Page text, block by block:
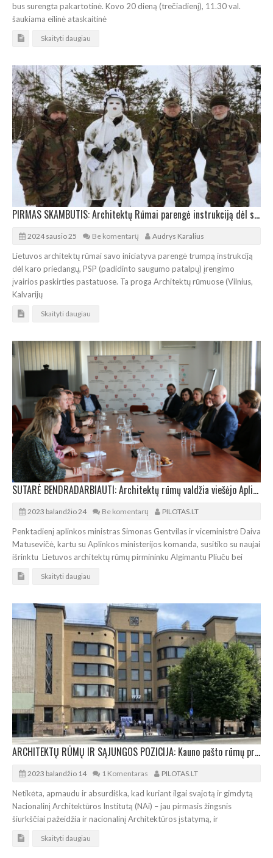
bus surengta pakartotinė. Kovo 20 dieną (trečiadienį), 11.30 val.
šaukiama eilinė ataskaitinė
Skaityti daugiau
PIRMAS SKAMBUTIS: Architektų Rūmai parengė instrukciją dėl slėptuvių ir karo priedangų
2024 sausio 25 Be komentarų Audrys Karalius
Lietuvos architektų rūmai savo iniciatyva parengė trumpą instrukciją
dėl karo priedangų, PSP (padidinto saugumo patalpų) įrengimo
įvairios paskirties pastatuose. Ta proga Architektų rūmuose (Vilnius,
Kalvarijų
Skaityti daugiau
SUTARĖ BENDRADARBIAUTI: Architektų rūmų valdžia viešėjo Aplinkos ministerijoje
2023 balandžio 24 Be komentarų PILOTAS.LT
Penktadienį aplinkos ministras Simonas Gentvilas ir viceministrė Daiva
Matusevičė, kartu su Aplinkos ministerijos komanda, susitiko su naujai
išrinktu Lietuvos architektų rūmų pirmininku Algimantu Pliuču bei
Skaityti daugiau
ARCHITEKTŲ RŪMŲ IR SĄJUNGOS POZICIJA: Kauno pašto rūmų projekto pirkimo procedūra ydinga
2023 balandžio 14 1 Komentaras PILOTAS.LT
Netikėta, apmaudu ir absurdiška, kad kuriant ilgai svajotą ir gimdytą
Nacionalinį Architektūros Institutą (NAi) – jau pirmasis žingsnis
šiurkščiai pažeidžia ir nacionalinį Architektūros įstatymą, ir
Skaityti daugiau